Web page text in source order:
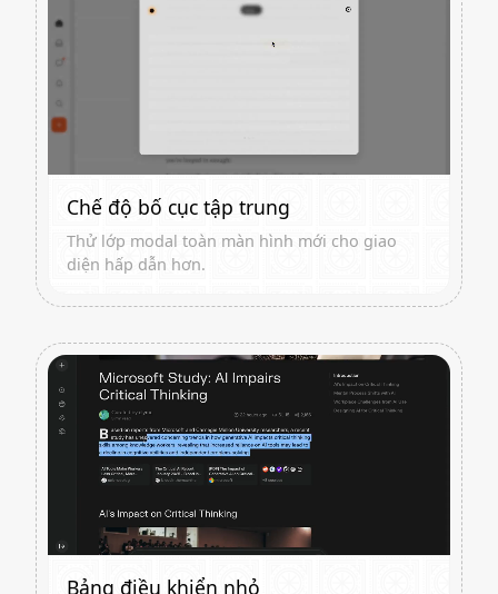
Chế độ bố cục tập trung
Thử lớp modal toàn màn hình mới cho giao
diện hấp dẫn hơn.
Bảng điều khiển nhỏ